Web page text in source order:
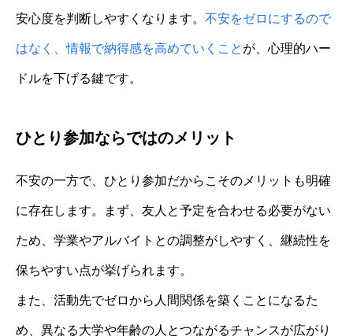
安心度を判断しやすくなります。 不安をゼロにするので
はなく、情報で納得感を高めていくこと が、心理的ハー
ドルを下げる鍵です。
ひとり参加ならではのメリット
不安の一方で、ひとり参加だからこそのメリットも明確
に存在します。まず、友人と予定を合わせる必要がない
ため、学業やアルバイトとの調整がしやすく、継続性を
保ちやすい点が挙げられます。
また、活動先でゼロから人間関係を築くことになるた
め、異なる大学や年齢の人とつながるチャンスが広がり